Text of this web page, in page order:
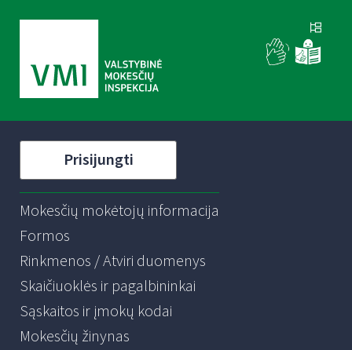
Prisijungti
Mokesčių mokėtojų informacija
Formos
Rinkmenos / Atviri duomenys
Skaičiuoklės ir pagalbininkai
Sąskaitos ir įmokų kodai
Mokesčių žinynas